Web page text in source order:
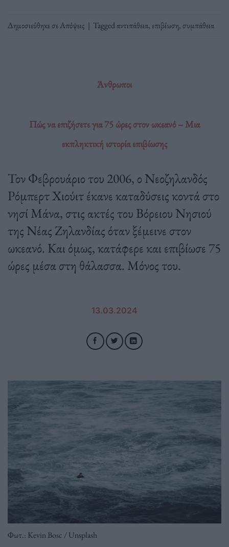
Δημοσιεύθηκε σεΑπόψεις | Taggedαντιπάθεια, επιβίωση,συμπάθεια
Άνθρωποι
Πώς να επιζήσετε για 75 ώρες στον ωκεανό – Μια
εκπληκτική ιστορία επιβίωσης
Τον Φεβρουάριο του 2006, ο Νεοζηλανδός
Ρόμπερτ Χιούιτ έκανε καταδύσεις κοντά στο
νησί Μάνα, στις ακτές του Βόρειου Νησιού
της Νέας Ζηλανδίας όταν ξέμεινε στον
ωκεανό. Και όμως, κατάφερε και επιβίωσε 75
ώρες μέσα στη θάλασσα. Μόνος του.
13.03.2024
Φωτ.: Kevin Bosc / Unsplash